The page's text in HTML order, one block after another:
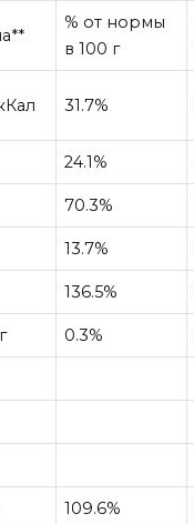
% от нормы
в 100 г
31.7%
24.1%
70.3%
13.7%
136.5%
0.3%
109.6%